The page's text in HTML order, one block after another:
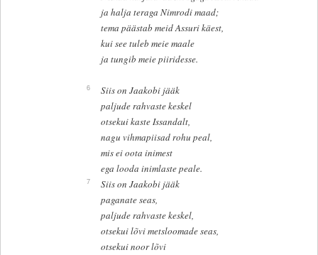
ja halja teraga Nimrodi maad;
tema päästab meid Assuri käest,
kui see tuleb meie maale
ja tungib meie piiridesse.
6
Siis on Jaakobi jääk
paljude rahvaste keskel
otsekui kaste Issandalt,
nagu vihmapiisad rohu peal,
mis ei oota inimest
ega looda inimlaste peale.
7
Siis on Jaakobi jääk
paganate seas,
paljude rahvaste keskel,
otsekui lõvi metsloomade seas,
otsekui noor lõvi